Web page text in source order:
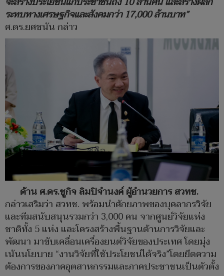
ระทบทางเศรษฐกิจและสังคมกว่า 17,000 ล้านบาท”
ศ.ดร.ยศชนัน กล่าว
ด้าน ศ.ดร.ชูกิจ ลิมปิจำนงค์ ผู้อำนวยการ สวทช.
กล่าวเสริมว่า สวทช. พร้อมนำศักยภาพของบุคลากรวิจัย
และทีมสนับสนุนรวมกว่า 3,000 คน จากศูนย์วิจัยแห่ง
ชาติทั้ง 5 แห่ง และโครงสร้างพื้นฐานด้านการวิจัยและ
พัฒนา มาขับเคลื่อนเครื่องยนต์วิจัยของประเทศ โดยมุ่ง
เน้นนโยบาย “งานวิจัยที่ใช้ประโยชน์ได้จริง”โดยยึดความ
ต้องการของภาคอุตสาหกรรมและภาคประชาชนเป็นตัวตั้ง